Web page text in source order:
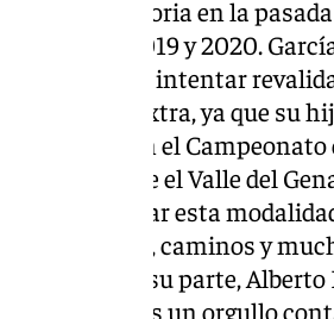
con la victoria en la
puesto en 2019 y 2020.
2025 es el de intentar
motivación extra, ya que su
vez en el
explicó que el Valle del
y practicar esta
y desniveles, caminos y
deporte.”Por su parte,
el municipio es un orgullo